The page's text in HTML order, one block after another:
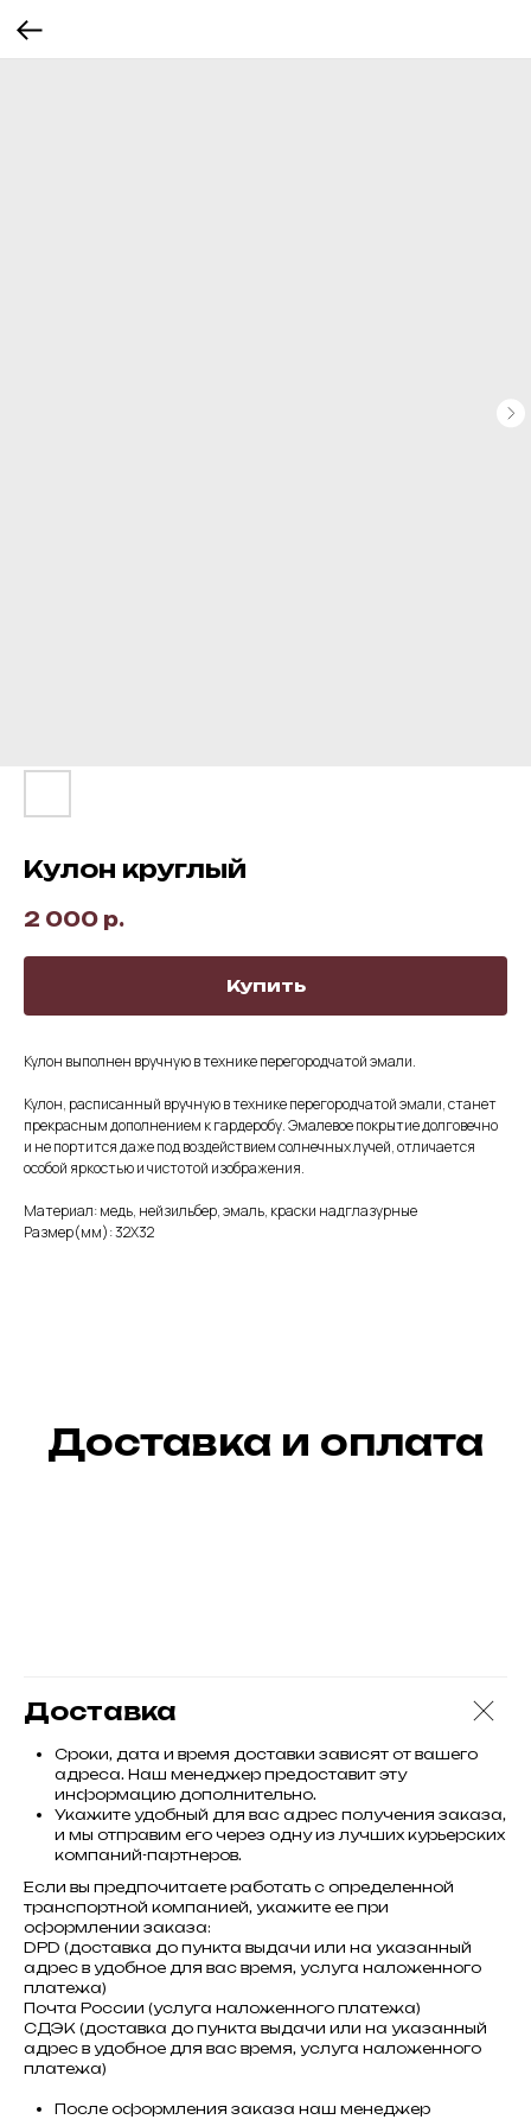
Кулон круглый
2 000 р.
Купить
Кулон выполнен вручную в технике перегородчатой эмали.
Кулон, расписанный вручную в технике перегородчатой эмали, станет
прекрасным дополнением к гардеробу. Эмалевое покрытие долговечно
и не портится даже под воздействием солнечных лучей, отличается
особой яркостью и чистотой изображения.
Материал: медь, нейзильбер, эмаль, краски надглазурные
Размер(мм): 32Х32
Доставка и оплата
Доставка
Сроки, дата и время доставки зависят от вашего
адреса. Наш менеджер предоставит эту
информацию дополнительно.
Укажите удобный для вас адрес получения заказа,
и мы отправим его через одну из лучших курьерских
компаний-партнеров.
Если вы предпочитаете работать с определенной
транспортной компанией, укажите ее при
оформлении заказа:
DPD (доставка до пункта выдачи или на указанный
адрес в удобное для вас время, услуга наложенного
платежа)
Почта России (услуга наложенного платежа)
СДЭК (доставка до пункта выдачи или на указанный
адрес в удобное для вас время, услуга наложенного
платежа)
После оформления заказа наш менеджер